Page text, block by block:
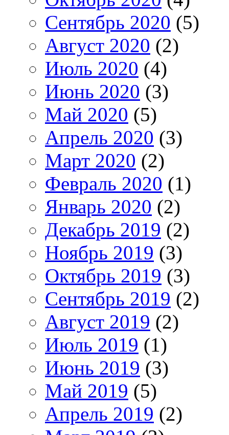
Сентябрь 2020 (5)
Август 2020 (2)
Июль 2020 (4)
Июнь 2020 (3)
Май 2020 (5)
Апрель 2020 (3)
Март 2020 (2)
Февраль 2020 (1)
Январь 2020 (2)
Декабрь 2019 (2)
Ноябрь 2019 (3)
Октябрь 2019 (3)
Сентябрь 2019 (2)
Август 2019 (2)
Июль 2019 (1)
Июнь 2019 (3)
Май 2019 (5)
Апрель 2019 (2)